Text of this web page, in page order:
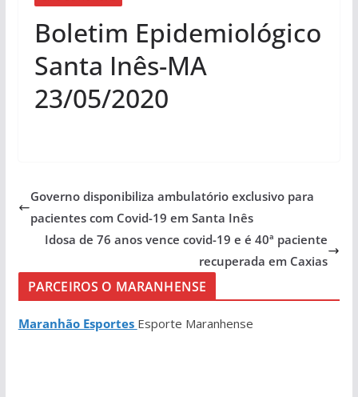
Boletim Epidemiológico
Santa Inês-MA
23/05/2020
Governo disponibiliza ambulatório exclusivo para
pacientes com Covid-19 em Santa Inês
Idosa de 76 anos vence covid-19 e é 40ª paciente
recuperada em Caxias
PARCEIROS O MARANHENSE
Maranhão Esportes Esporte Maranhense